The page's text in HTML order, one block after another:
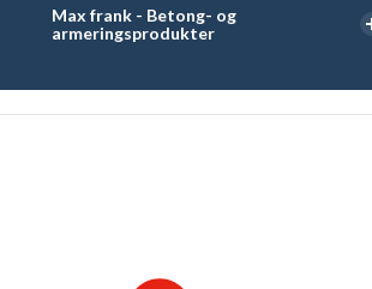
Max frank - Betong- og
armeringsprodukter